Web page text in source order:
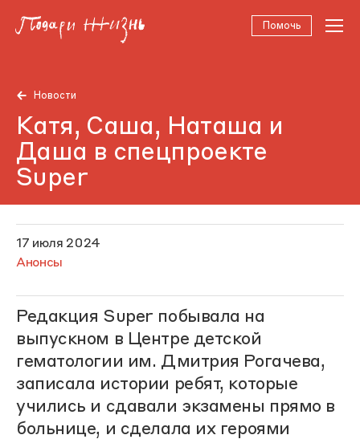
Помочь
Новости
Катя, Саша, Наташа и
Даша в спецпроекте
Super
17 июля 2024
Анонсы
Редакция Super побывала на
выпускном в Центре детской
гематологии им. Дмитрия Рогачева,
записала истории ребят, которые
учились и сдавали экзамены прямо в
больнице, и сделала их героями